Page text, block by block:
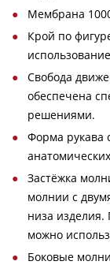
Мембрана
Крой по
Свобода
обеспечена
решениями.
Форма рукава
Застёжка
молнии с
низа
можно
Боковые